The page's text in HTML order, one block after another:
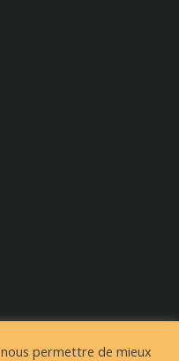
permettre de mieux